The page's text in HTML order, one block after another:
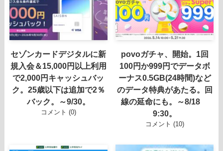
セゾンカードデジタルに新
規入会＆15,000円以上利用
で2,000円キャッシュバッ
ク。25歳以下は追加で2％
バック。～9/30。
コメント (0)
povoガチャ、開始。1回
100円か999円でデータボ
ーナス0.5GB(24時間)など
のデータ特典があたる。回
線の延命にも。～8/18
9:30。
コメント (10)